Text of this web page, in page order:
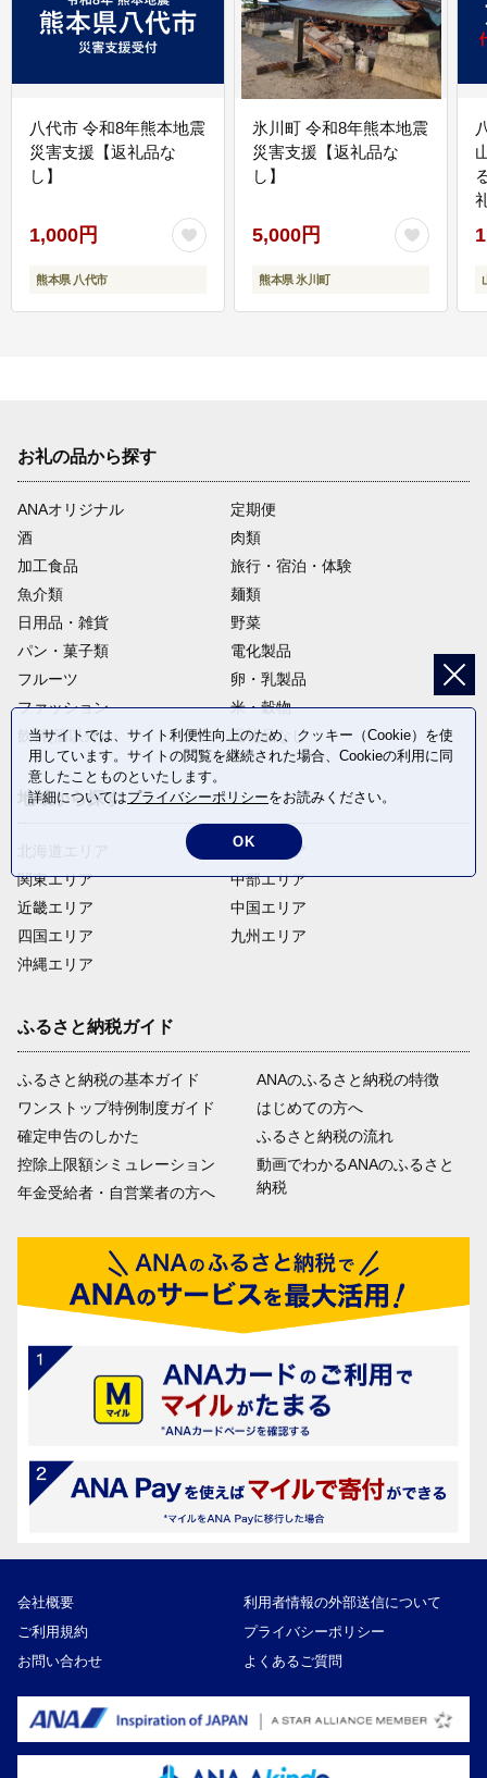
八代市 令和8年熊本地震
災害支援【返礼品な
し】
1,000円
熊本県 八代市
氷川町 令和8年熊本地震
災害支援【返礼品な
し】
5,000円
熊本県 氷川町
お礼の品から探す
ANAオリジナル
定期便
酒
肉類
加工食品
旅行・宿泊・体験
魚介類
麺類
日用品・雑貨
野菜
パン・菓子類
電化製品
フルーツ
卵・乳製品
ファッション
米・穀物
飲料(酒以外)
返礼品なし
地域から探す
関東エリア
近畿エリア
四国エリア
沖縄エリア
東北エリア
中部エリア
中国エリア
九州エリア
ふるさと納税ガイド
ふるさと納税の基本ガイド
ワンストップ特例制度ガイド
確定申告のしかた
控除上限額シミュレーション
年金受給者・自営業者の方へ
ANAのふるさと納税の特徴
はじめての方へ
ふるさと納税の流れ
動画でわかるANAのふるさと
納税
会社概要
利用者情報の外部送信について
ご利用規約
プライバシーポリシー
お問い合わせ
よくあるご質問
当サイトでは、サイト利便性向上のため、クッキー（Cookie）を使
用しています。サイトの閲覧を継続された場合、Cookieの利用に同
意したことものといたします。
詳細についてはプライバシーポリシーをお読みください。
OK